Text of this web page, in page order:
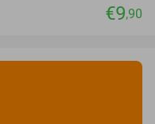
€9,90